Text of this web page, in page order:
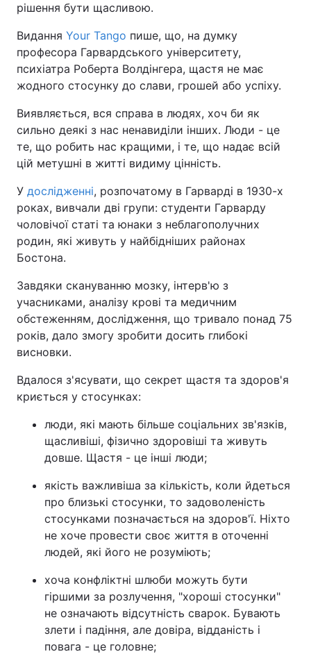
рішення бути щасливою.
Видання Your Tango пише, що, на думку
професора Гарвардського університету,
психіатра Роберта Волдінгера, щастя не має
жодного стосунку до слави, грошей або успіху.
Виявляється, вся справа в людях, хоч би як
сильно деякі з нас ненавиділи інших. Люди - це
те, що робить нас кращими, і те, що надає всій
цій метушні в житті видиму цінність.
У дослідженні, розпочатому в Гарварді в 1930-х
роках, вивчали дві групи: студенти Гарварду
чоловічої статі та юнаки з неблагополучних
родин, які живуть у найбідніших районах
Бостона.
Завдяки скануванню мозку, інтерв'ю з
учасниками, аналізу крові та медичним
обстеженням, дослідження, що тривало понад 75
років, дало змогу зробити досить глибокі
висновки.
Вдалося з'ясувати, що секрет щастя та здоров'я
криється у стосунках:
люди, які мають більше соціальних зв'язків,
щасливіші, фізично здоровіші та живуть
довше. Щастя - це інші люди;
якість важливіша за кількість, коли йдеться
про близькі стосунки, то задоволеність
стосунками позначається на здоров'ї. Ніхто
не хоче провести своє життя в оточенні
людей, які його не розуміють;
хоча конфліктні шлюби можуть бути
гіршими за розлучення, "хороші стосунки"
не означають відсутність сварок. Бувають
злети і падіння, але довіра, відданість і
повага - це головне;